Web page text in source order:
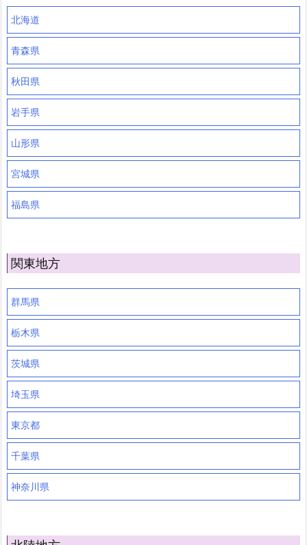
北海道
青森県
秋田県
岩手県
山形県
宮城県
福島県
関東地方
群馬県
栃木県
茨城県
埼玉県
東京都
千葉県
神奈川県